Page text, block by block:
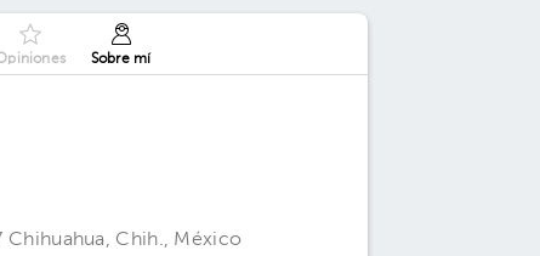
Sobre mí
Chihuahua, Chih., México